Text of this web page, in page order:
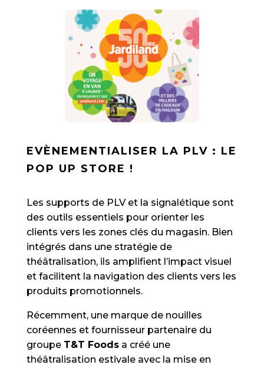
EVÈNEMENTIALISER LA PLV : LE
POP UP STORE !
Les supports de PLV et la signalétique sont
des outils essentiels pour orienter les
clients vers les zones clés du magasin. Bien
intégrés dans une stratégie de
théâtralisation, ils amplifient l’impact visuel
et facilitent la navigation des clients vers les
produits promotionnels.
Récemment, une marque de nouilles
coréennes et fournisseur partenaire du
groupe T&T Foodsa créé une
théâtralisation estivale avec la mise en